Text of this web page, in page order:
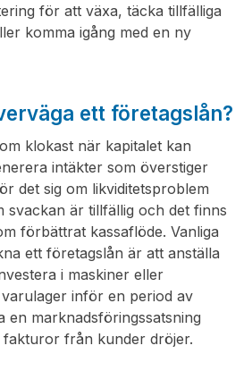
för att växa, täcka tillfälliga
komma igång med en ny
ett företagslån?
klokast när kapitalet kan
intäkter som överstiger
det sig om likviditetsproblem
svackan är tillfällig och det finns
förbättrat kassaflöde. Vanliga
ett företagslån är att anställa
i maskiner eller
inför en period av
en marknadsföringssatsning
från kunder dröjer.